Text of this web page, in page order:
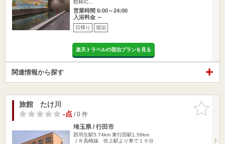
館林IC…
営業時間 6:00～24:00
入浴料金 ～
日帰り 宿泊
楽天トラベルの宿泊プランを見る
関連情報から探す
お気に入
りに追加
旅館 たけ川
-点/ 0 件
埼玉県 / 行田市
西羽生駅5.74km 東行田駅1.56km
ＪＲ高崎線 吹上駅より車で１０分